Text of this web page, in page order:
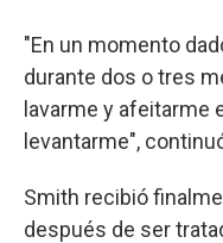
"En un momento
durante dos o tres
lavarme y afeitarme
levantarme",
Smith recibió
después de ser